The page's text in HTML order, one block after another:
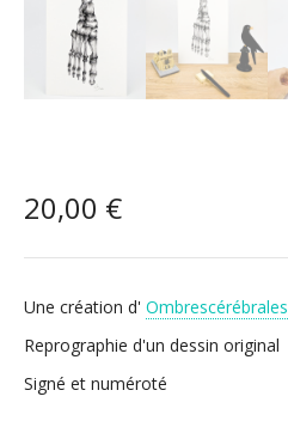
20,00 €
Une création d' Ombrescérébrales
Reprographie d'un dessin original
Signé et numéroté